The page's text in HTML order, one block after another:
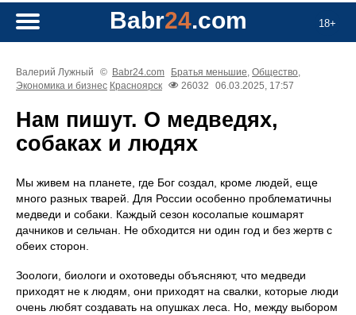
18+
Babr24.com
Валерий Лужный © Babr24.com Братья меньшие, Общество,
Экономика и бизнес Красноярск 26032 06.03.2025, 17:57
Нам пишут. О медведях,
собаках и людях
Мы живем на планете, где Бог создал, кроме людей, еще
много разных тварей. Для России особенно проблематичны
медведи и собаки. Каждый сезон косолапые кошмарят
дачников и сельчан. Не обходится ни один год и без жертв с
обеих сторон.
Зоологи, биологи и охотоведы объясняют, что медведи
приходят не к людям, они приходят на свалки, которые люди
очень любят создавать на опушках леса. Но, между выбором